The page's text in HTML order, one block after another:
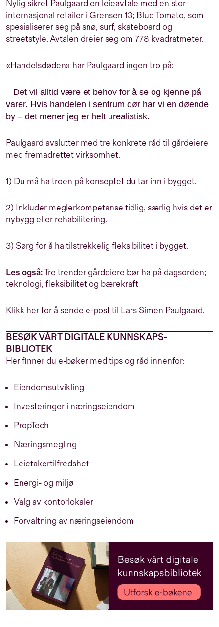
Nylig sikret Paulgaard en leieavtale med en stor
internasjonal retailer i Grensen 13; Blue Tomato, som
spesialiserer seg på snø, surf, skateboard og
streetstyle. Avtalen dreier seg om 778 kvadratmeter.
«Handelsdøden» har Paulgaard ingen tro på:
– Det vil alltid være et behov for å se og kjenne på
varer. Hvis handelen i sentrum dør har vi en døende
by – det mener jeg er helt urealistisk.
Paulgaard avslutter med tre konkrete råd til gårdeiere
med fremadrettet virksomhet.
1) Du må ha troen på konseptet du tar inn i bygget.
2) Inkluder meglerkompetanse tidlig, særlig hvis det er
nybygg eller rehabilitering.
3) Sørg for å ha tilstrekkelig fleksibilitet i bygget.
Les også:Tre trender gårdeiere bør ha på dagsorden;
teknologi, fleksibilitet og bærekraft
Klikk her for å sende e-post til Lars Simen Paulgaard.
BESØK VÅRT DIGITALE KUNNSKAPS-
BIBLIOTEK
Her finner du e-bøker med tips og råd innenfor:
Eiendomsutvikling
Investeringer i næringseiendom
PropTech
Næringsmegling
Leietakertilfredshet
Energi- og miljø
Valg av kontorlokaler
Forvaltning av næringseiendom